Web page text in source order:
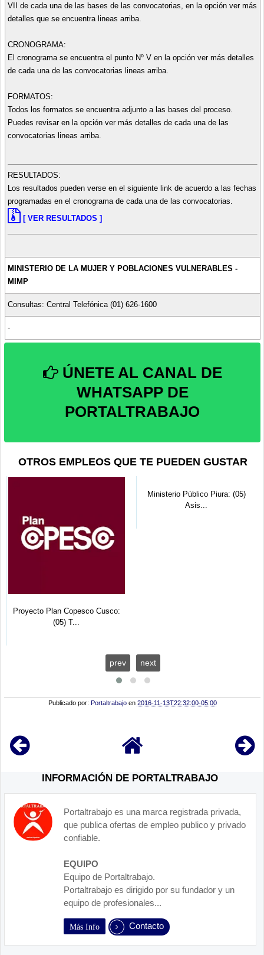
VII de cada una de las bases de las convocatorias, en la opción ver más
detalles que se encuentra lineas arriba.
CRONOGRAMA:
El cronograma se encuentra el punto Nº V en la opción ver más detalles
de cada una de las convocatorias lineas arriba.
FORMATOS:
Todos los formatos se encuentra adjunto a las bases del proceso.
Puedes revisar en la opción ver más detalles de cada una de las
convocatorias lineas arriba.
RESULTADOS:
Los resultados pueden verse en el siguiente link de acuerdo a las fechas
programadas en el cronograma de cada una de las convocatorias.
[ VER RESULTADOS ]
MINISTERIO DE LA MUJER Y POBLACIONES VULNERABLES -
MIMP
Consultas: Central Telefónica (01) 626-1600
-
ÚNETE AL CANAL DE
WHATSAPP DE
PORTALTRABAJO
OTROS EMPLEOS QUE TE PUEDEN GUSTAR
Proyecto Plan Copesco Cusco:
(05) T...
Ministerio Público Piura: (05)
Asis...
prev next
Publicado por: Portaltrabajo en 2016-11-13T22:32:00-05:00
INFORMACIÓN DE PORTALTRABAJO
Portaltrabajo es una marca registrada privada,
que publica ofertas de empleo publico y privado
confiable.
EQUIPO
Equipo de Portaltrabajo.
Portaltrabajo es dirigido por su fundador y un
equipo de profesionales...
Más Info Contacto